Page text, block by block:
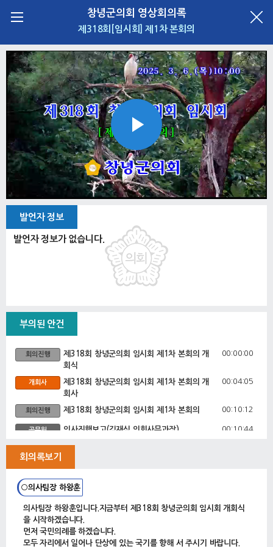
창녕군의회 영상회의록
제318회[임시회] 제1차 본회의
Play
Video
발언자 정보
발언자 정보가 없습니다.
부의된 안건
회의진행
제318회 창녕군의회 임시회 제1차 본회의 개
회식
00:00:00
개회사
제318회 창녕군의회 임시회 제1차 본회의 개
회사
00:04:05
회의진행 제318회 창녕군의회 임시회 제1차 본회의 00:10:12
공무원 의사진행보고(김재식 의회사무과장) 00:10:44
안건
1. 제318회 창녕군의회 임시회 회기결정의
건
안건
2. 2024회계연도 창녕군 결산검사 위원 선임
의 건
안건 3. 군수 및 관계 공무원 출석요구의 건
회의록보기
○의사팀장 하왕훈
의사팀장 하왕훈입니다.지금부터 제318회 창녕군의회 임시회 개회식
을 시작하겠습니다.
먼저 국민의례를 하겠습니다.
모두 자리에서 일어나 단상에 있는 국기를 향해 서 주시기 바랍니다.